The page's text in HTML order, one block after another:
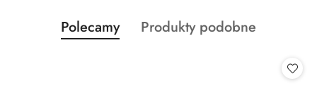
Pomiń karuzelę produktów
Produkty
o
Polecamy
Produkty
Produkty podobne